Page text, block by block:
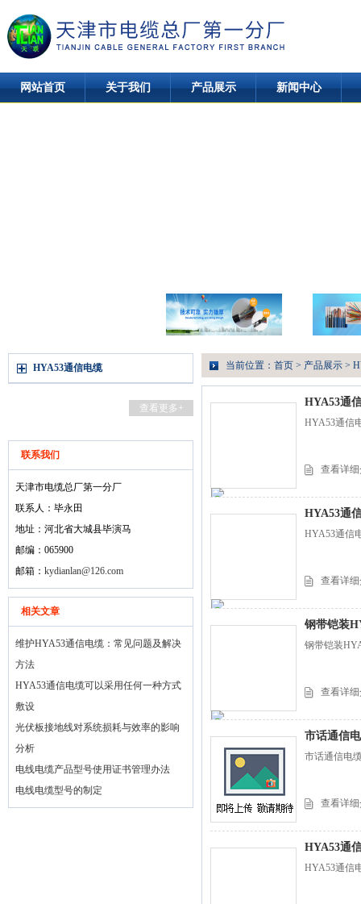
网站首页 关于我们 产品展示 新闻中心
HYA53通信电缆
查看更多+
联系我们
天津市电缆总厂第一分厂
联系人：毕永田
地址：河北省大城县毕演马
邮编：065900
邮箱： kydianlan@126.com
相关文章
维护HYA53通信电缆：常见问题及解决
方法
HYA53通信电缆可以采用任何一种方式
敷设
光伏板接地线对系统损耗与效率的影响
分析
电线电缆产品型号使用证书管理办法
电线电缆型号的制定
当前位置： 首页 > 产品展示 >
HYA53通
HYA53通信
查看详
HYA53通
HYA53通信
查看详
钢带铠装
钢带铠装
查看详
市话通信
市话通信电
查看详
HYA53通
HYA53通信